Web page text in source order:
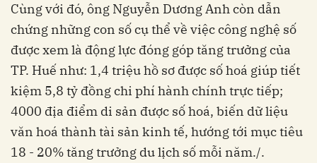
Cùng với đó, ông Nguyễn Dương Anh còn dẫn
chứng những con số cụ thể về việc công nghệ số
được xem là động lực đóng góp tăng trưởng của
TP. Huế như: 1,4 triệu hồ sơ được số hoá giúp tiết
kiệm 5,8 tỷ đồng chi phí hành chính trực tiếp;
4000 địa điểm di sản được số hoá, biến dữ liệu
văn hoá thành tài sản kinh tế, hướng tới mục tiêu
18 - 20% tăng trưởng du lịch số mỗi năm./.